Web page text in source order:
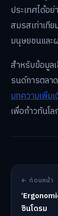
ประเทศได้อ
สมรสเท่าเที
มนุษยชนและ
สำหรับข้อมูล
รนด์การตลา
บทความเพิ่ม
เพื่อก้าวทันโ
← ก่อนหน้า
ซินโดรม